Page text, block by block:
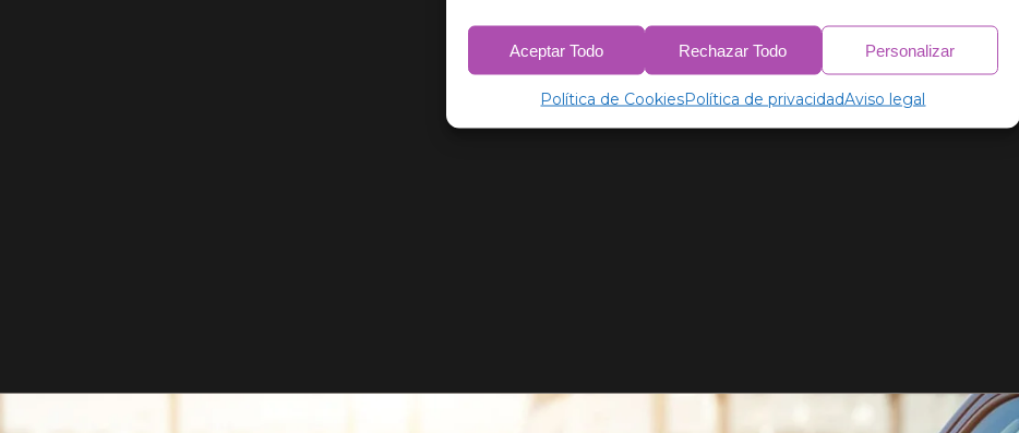
Aceptar Todo Rechazar Todo Personalizar
Política de CookiesPolítica de privacidadAviso legal